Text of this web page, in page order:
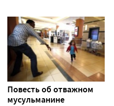
Повесть об отважном
мусульманине